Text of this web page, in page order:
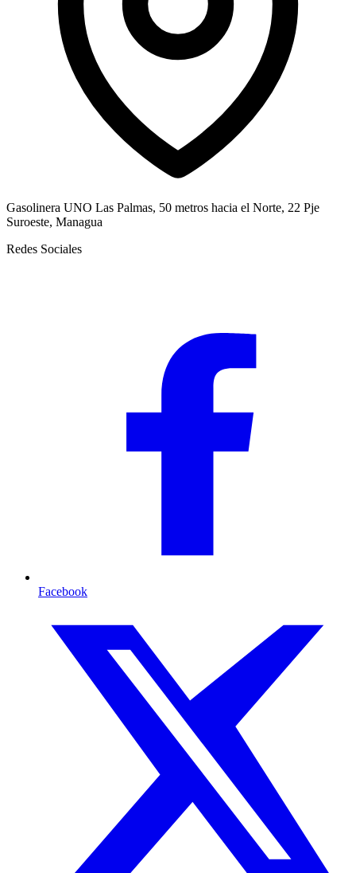
Gasolinera UNO Las Palmas, 50 metros hacia el Norte, 22 Pje
Suroeste, Managua
Redes Sociales
Facebook